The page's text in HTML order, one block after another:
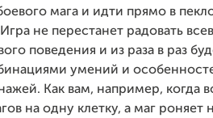
мага и идти прямо в
не перестанет радовать
поведения и из раза в раз
умений и
Как вам, например, когда
на одну клетку, а маг роняет